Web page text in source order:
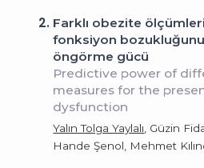
2. Farklı obezite
fonksiyon
öngörme gücü
Predictive power of
measures for the
dysfunction
Yalın Tolga Yaylalı , Güzin
Hande Şenol, Mehmet